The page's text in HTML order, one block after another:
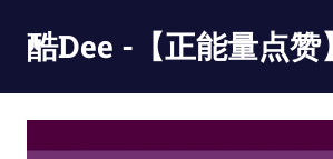
content
酷Dee -【正能量点赞】